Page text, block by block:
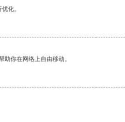
化。
你在网络上自由移动。